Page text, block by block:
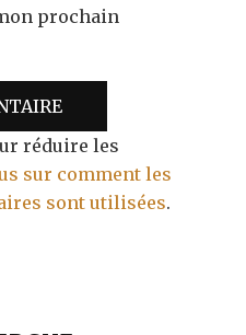
prochain
réduire les
sur comment les
sont utilisées.